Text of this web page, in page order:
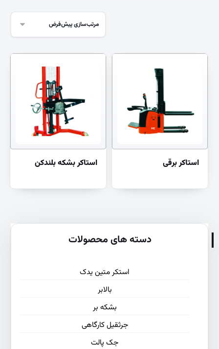
استاکر برقی استاکر بشکه بلندکن
دسته های محصولات
استکر متین یدک
بالابر
بشکه بر
جرثقیل کارگاهی
جک پالت